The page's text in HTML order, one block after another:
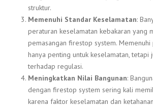
struktur.
Memenuhi Standar Keselamatan:
peraturan keselamatan kebakaran yang
pemasangan firestop system.
hanya penting untuk keselamatan, tetapi
terhadap regulasi.
Meningkatkan Nilai Bangunan:
dengan firestop system sering kali
karena faktor keselamatan dan